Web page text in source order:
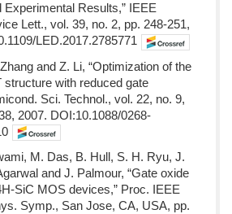
Experimental Results,” IEEE
Lett., vol. 39, no. 2, pp. 248-251,
LED.2017.2785771
and Z. Li, “Optimization of the
with reduced gate
Sci. Technol., vol. 22, no. 9,
2007. DOI:10.1088/0268-
M. Das, B. Hull, S. H. Ryu, J.
and J. Palmour, “Gate oxide
SiC MOS devices,” Proc. IEEE
Symp., San Jose, CA, USA, pp.